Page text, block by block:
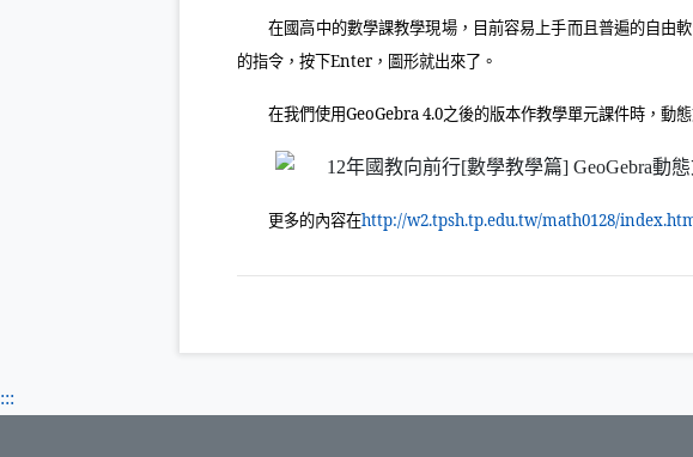
在國高中的數學課教學現場，目前容易上手而且普遍的自由
的指令，按下Enter，圖形就出來了。
在我們使用GeoGebra 4.0之後的版本作教學單元課件時，動
更多的內容在http://w2.tpsh.tp.edu.tw/math0128/
:::